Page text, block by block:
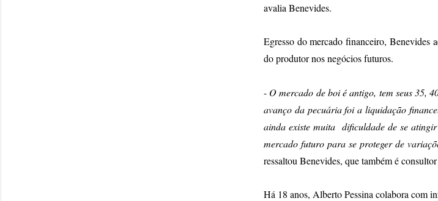
avalia Benevides.
Egresso do mercado financeiro, Benevides
do produtor nos negócios futuros.
- O mercado de boi é antigo, tem seus 35,
avanço da pecuária foi a liquidação
ainda existe muita dificuldade de se
mercado futuro para se proteger de
ressaltou Benevides, que também é
Há 18 anos, Alberto Pessina colabora com